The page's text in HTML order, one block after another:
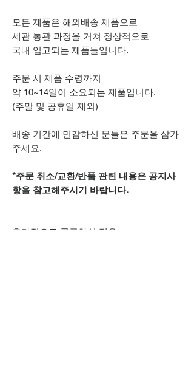
모든 제품은 해외배송 제품으로
세관 통관 과정을 거쳐 정상적으로
국내 입고되는 제품들입니다.
주문 시 제품 수령까지
약 10~14일이 소요되는 제품입니다.
(주말 및 공휴일 제외)
배송 기간에 민감하신 분들은 주문을 삼가
주세요.
*주문 취소/교환/반품 관련 내용은 공지사
항을 참고해주시기 바랍니다.
추가적으로 궁금하신 점은